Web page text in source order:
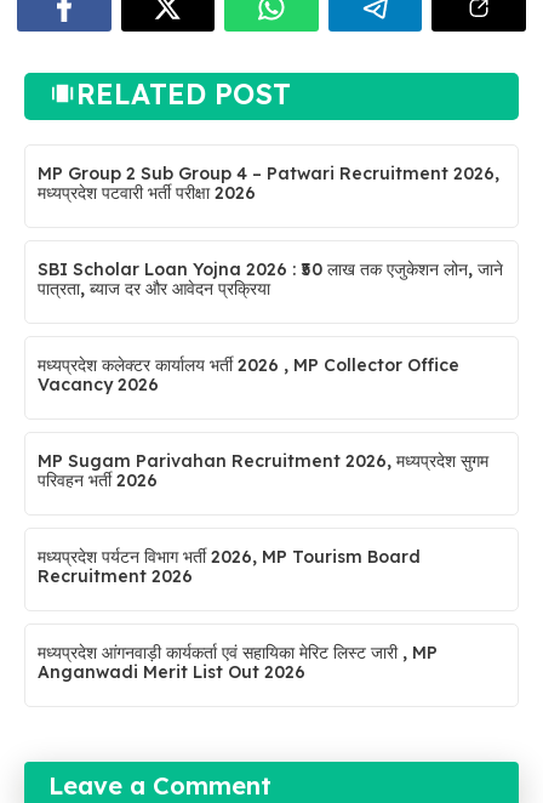
RELATED POST
MP Group 2 Sub Group 4 – Patwari Recruitment 2026,
मध्यप्रदेश पटवारी भर्ती परीक्षा 2026
SBI Scholar Loan Yojna 2026 : ₹50 लाख तक एजुकेशन लोन, जाने
पात्रता, ब्याज दर और आवेदन प्रक्रिया
मध्यप्रदेश कलेक्टर कार्यालय भर्ती 2026 , MP Collector Office
Vacancy 2026
MP Sugam Parivahan Recruitment 2026, मध्यप्रदेश सुगम
परिवहन भर्ती 2026
मध्यप्रदेश पर्यटन विभाग भर्ती 2026, MP Tourism Board
Recruitment 2026
मध्यप्रदेश आंगनवाड़ी कार्यकर्ता एवं सहायिका मेरिट लिस्ट जारी , MP
Anganwadi Merit List Out 2026
Leave a Comment